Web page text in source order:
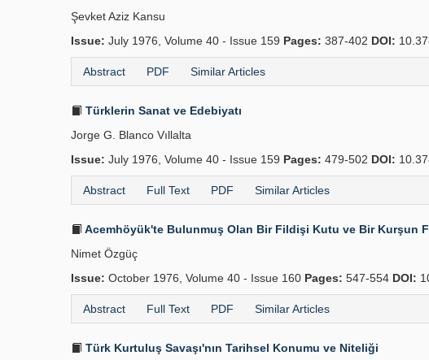
Şevket Aziz Kansu
Issue: July 1976, Volume 40 - Issue 159 Pages: 387-402 DOI:
Abstract PDF Similar Articles
Türklerin Sanat ve Edebiyatı
Jorge G. Blanco Vıllalta
Issue: July 1976, Volume 40 - Issue 159 Pages: 479-502 DOI:
Abstract Full Text PDF Similar Articles
Acemhöyük'te Bulunmuş Olan Bir Fildişi Kutu ve Bir Kurşun
Nimet Özgüç
Issue: October 1976, Volume 40 - Issue 160 Pages: 547-554 DOI:
Abstract Full Text PDF Similar Articles
Türk Kurtuluş Savaşı'nın Tarihsel Konumu ve Niteliği